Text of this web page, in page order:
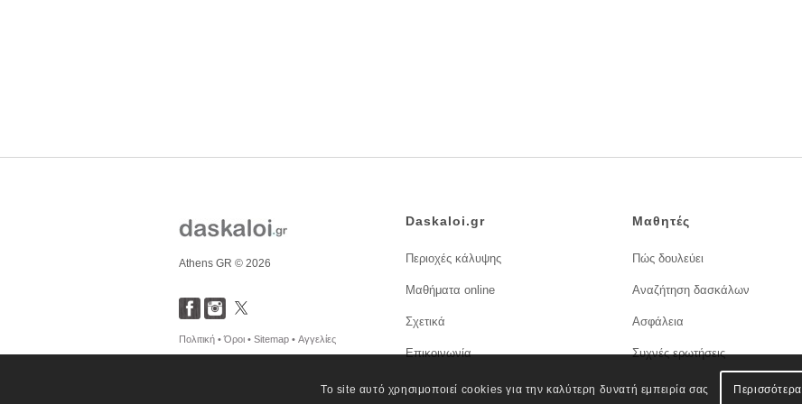
Athens GR © 2026
Πολιτική •Όροι • Sitemap • Αγγελίες
Daskaloi.gr
Περιοχές κάλυψης
Μαθήματα online
Σχετικά
Επικοινωνία
Μαθητές
Πώς δουλεύει
Αναζήτηση δασκάλων
Ασφάλεια
Συχνές ερωτήσεις
Το site αυτό χρησιμοποιεί cookies για την καλύτερη δυνατή εμπειρία σας Περισσότερα